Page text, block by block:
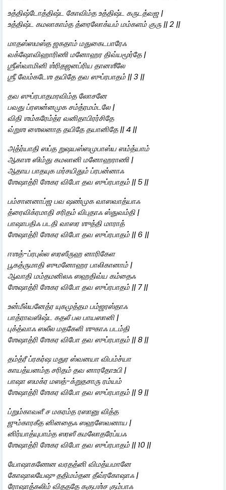
உத்திஷ்டோத்திஷ்ட கோவிம்த உத்திஷ்ட கருடத்வஜ |
உத்திஷ்ட கமலாகாம்த த்ரைலோக்யம் மம்களம் குரு || 2 ||
மாதஸ்ஸமஸ்த ஜகதாம் மதுகைடபாரேஃ
வக்ஷோவிஹாரிணி மனோஹர திவ்யமூர்தே |
ஶ்ரீஸ்வாமினி ஶ்ரிதஜனப்ரிய தானஶீலே
ஶ்ரீ வேம்கடேஶ தயிதே தவ ஸுப்ரபாதம் || 3 ||
தவ ஸுப்ரபாதமரவிம்த லோசனே
பவது ப்ரஸன்னமுக சம்த்ரமம்டலே |
விதி ஶம்கரேம்த்ர வனிதாபிரர்சிதே
வ்றுஶ ஶைலனாத தயிதே தயானிதே || 4 ||
அத்ர்யாதி ஸப்த றுஷயஸ்ஸமுபாஸ்ய ஸம்த்யாம்
ஆகாஶ ஸிம்து கமலானி மனோஹராணி |
ஆதாய பாதயுக மர்சயிதும் ப்ரபன்னாஃ
ஶேஷாத்ரி ஶேகர விபோ தவ ஸுப்ரபாதம் || 5 ||
பம்சானனாப்ஜ பவ ஷண்முக வாஸவாத்யாஃ
த்ரைவிக்ரமாதி சரிதம் விபுதாஃ ஸ்துவம்தி |
பாஷாபதிஃ படதி வாஸர ஶுத்தி மாராத்
ஶேஷாத்ரி ஶேகர விபோ தவ ஸுப்ரபாதம் || 6 ||
ஈஶத்-ப்ரபுல்ல ஸரஸீருஹ னாரிகேள
பூகத்ருமாதி ஸுமனோஹர பாலிகானாம் |
ஆவாதி மம்தமனிலஃ ஸஹதிவ்ய கம்தைஃ
ஶேஷாத்ரி ஶேகர விபோ தவ ஸுப்ரபாதம் || 7 ||
உன்மீல்யனேத்ர யுகமுத்தம பம்ஜரஸ்தாஃ
பாத்ராவஸிஷ்ட கதலீ பல பாயஸானி |
புக்த்வாஃ ஸலீல மதகேளி ஶுகாஃ படம்தி
ஶேஷாத்ரி ஶேகர விபோ தவ ஸுப்ரபாதம் || 8 ||
தம்த்ரீ ப்ரகர்ஷ மதுர ஸ்வனயா விபம்ச்யா
காயத்யனம்த சரிதம் தவ னாரதோ‌உபி |
பாஷா ஸமக்ர மஸத்-க்றுதசாரு ரம்யம்
ஶேஷாத்ரி ஶேகர விபோ தவ ஸுப்ரபாதம் || 9 ||
ப்றும்காவளீ ச மகரம்த ரஸானு வித்த
ஜும்காரகீத னினதைஃ ஸஹஸேவனாய |
னிர்யாத்யுபாம்த ஸரஸீ கமலோதரேப்யஃ
ஶேஷாத்ரி ஶேகர விபோ தவ ஸுப்ரபாதம் || 10 ||
யோஷாகணேன வரதத்னி விமத்யமானே
கோஷாலயேஷு ததிமம்தன தீவ்ரகோஷாஃ |
ரோஷாத்கலிம் விதததே ககுபஶ்ச கும்பாஃ